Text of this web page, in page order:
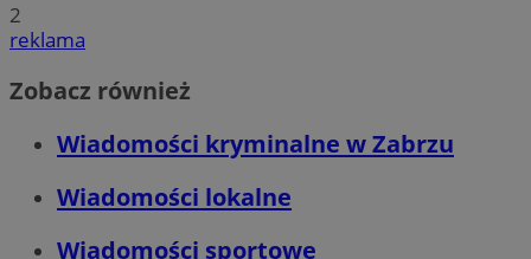
2
reklama
Zobacz również
Wiadomości kryminalne w Zabrzu
Wiadomości lokalne
Wiadomości sportowe